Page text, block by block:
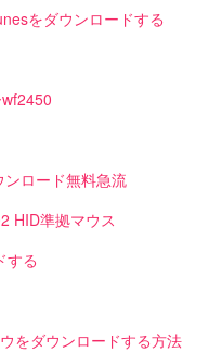
をダウンロードする
ロード無料急流
HID準拠マウス
する
をダウンロードする方法